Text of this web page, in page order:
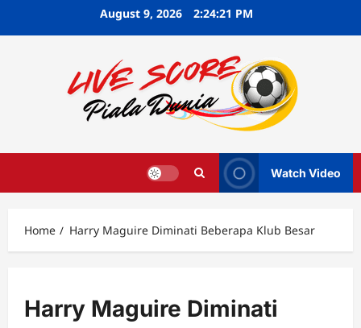
August 9, 2026 2:24:22 PM
Watch Video
Home Harry Maguire Diminati Beberapa Klub Besar
Harry Maguire Diminati